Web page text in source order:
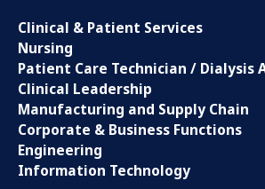
Clinical & Patient Services
Nursing
Patient Care Technician / Dialysis
Clinical Leadership
Manufacturing and Supply Chain
Corporate & Business Functions
Engineering
Information Technology